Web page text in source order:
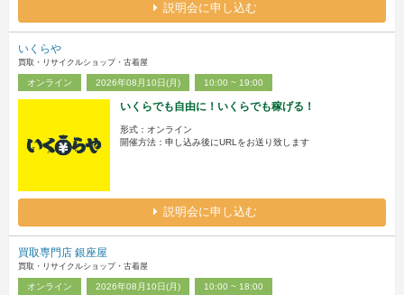
説明会に申し込む
いくらや
買取・リサイクルショップ・古着屋
オンライン 2026年08月10日(月) 10:00 ~ 19:00
いくらでも自由に！いくらでも稼げる！
形式：オンライン
開催方法：申し込み後にURLをお送り致します
説明会に申し込む
買取専門店 銀座屋
買取・リサイクルショップ・古着屋
オンライン 2026年08月10日(月) 10:00 ~ 18:00